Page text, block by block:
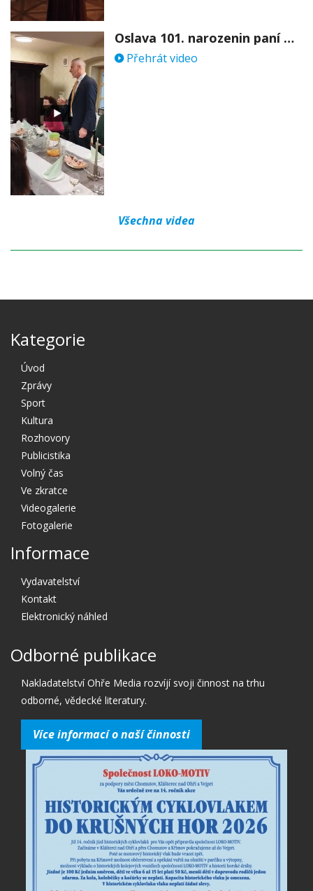
Oslava 101. narozenin paní Věry Skořepové
Přehrát video
Všechna videa
Kategorie
Úvod
Zprávy
Sport
Kultura
Rozhovory
Publicistika
Volný čas
Ve zkratce
Videogalerie
Fotogalerie
Informace
Vydavatelství
Kontakt
Elektronický náhled
Odborné publikace
Nakladatelství Ohře Media rozvíjí svoji činnost na trhu
odborné, vědecké literatury.
Více informací o naší činnosti